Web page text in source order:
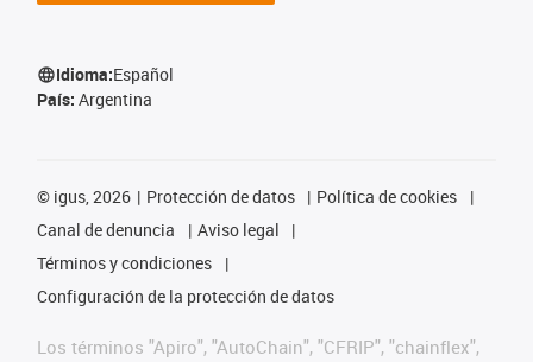
Idioma:Español
País: Argentina
© igus, 2026 Protección de datos
Política de cookies
Canal de denuncia
Aviso legal
Términos y condiciones
Configuración de la protección de datos
Los términos "Apiro", "AutoChain", "CFRIP", "chainflex",